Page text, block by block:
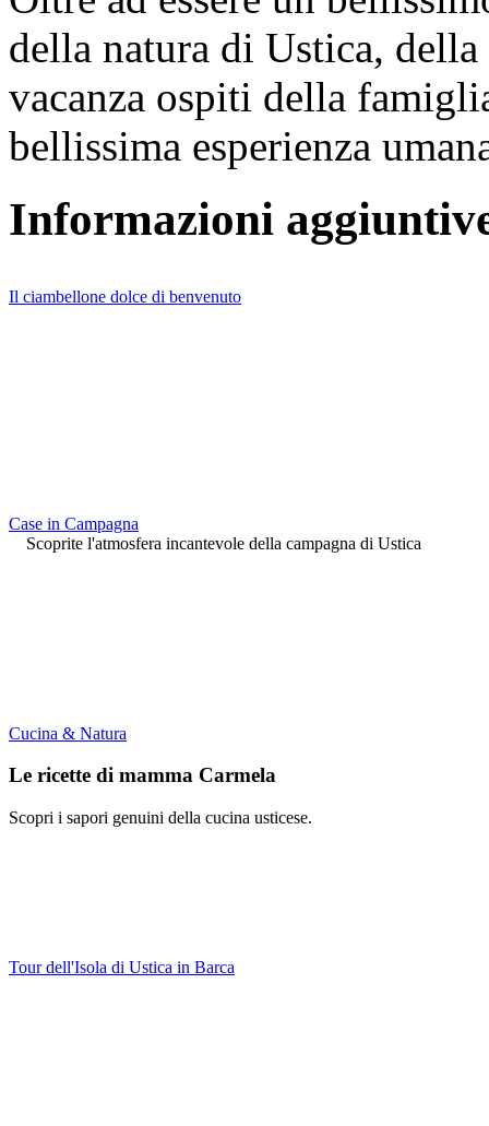
della natura di Ustica,
vacanza ospiti della
bellissima esperienza
Informazioni
Il ciambellone dolce di benvenuto
Case in Campagna
Scoprite l'atmosfera incantevole della campagna di Ustica
Cucina & Natura
Le ricette di mamma Carmela
Scopri i sapori genuini della cucina usticese.
Tour dell'Isola di Ustica in Barca